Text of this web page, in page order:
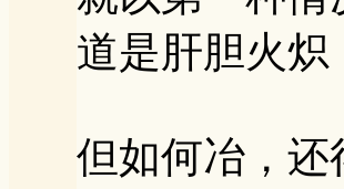
道是肝胆火炽
但如何冶，